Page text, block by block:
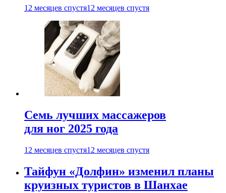
12 месяцев спустя12 месяцев спустя
Семь лучших массажеров
для ног 2025 года
12 месяцев спустя12 месяцев спустя
Тайфун «Долфин» изменил планы
круизных туристов в Шанхае